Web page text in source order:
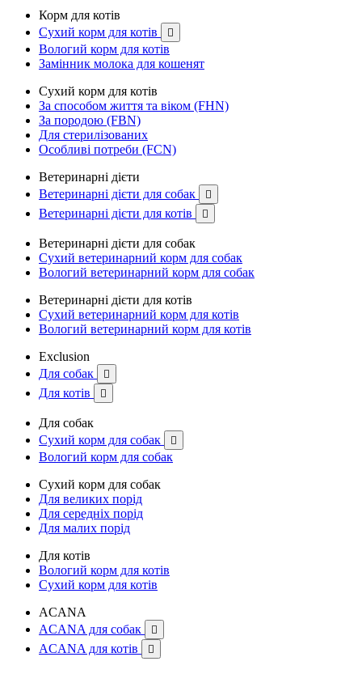
Корм для котів
Сухий корм для котів

Вологий корм для котів
Замінник молока для кошенят
Сухий корм для котів
За способом життя та віком (FHN)
За породою (FBN)
Для стерилізованих
Особливі потреби (FCN)
Ветеринарні дієти
Ветеринарні дієти для собак

Ветеринарні дієти для котів 
Ветеринарні дієти для собак
Сухий ветеринарний корм для собак
Вологий ветеринарний корм для собак
Ветеринарні дієти для котів
Сухий ветеринарний корм для котів
Вологий ветеринарний корм для котів
Exclusion
Для собак

Для котів 
Для собак
Сухий корм для собак

Вологий корм для собак
Сухий корм для собак
Для великих порід
Для середніх порід
Для малих порід
Для котів
Вологий корм для котів
Сухий корм для котів
ACANA
ACANA для собак

ACANA для котів 